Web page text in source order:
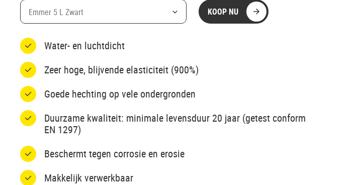
Emmer 5 L Zwart
KOOP NU
Water- en luchtdicht
Zeer hoge, blijvende elasticiteit (900%)
Goede hechting op vele ondergronden
Duurzame kwaliteit: minimale levensduur 20 jaar (getest conform
EN 1297)
Beschermt tegen corrosie en erosie
Makkelijk verwerkbaar